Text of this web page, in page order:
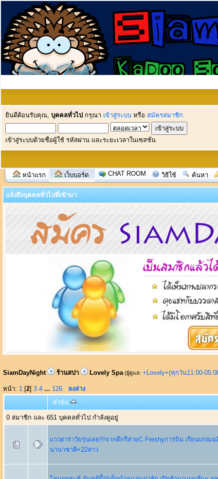
ยินดีต้อนรับคุณ, บุคคลทั่วไป กรุณา เข้าสู่ระบบ หรือ สมัครสมาชิก
เข้าสู่ระบบด้วยชื่อผู้ใช้ รหัสผ่าน และระยะเวลาในเซสชั่น
หน้าแรก เว็บบอร์ด CHAT ROOM วิธีใช้ ค้นหา
แจ้งถึงบุคคลทั่วไปที่เข้ามา
SiamDayNight ร้านสปา Lovely Spa (ผู้ดูแล: +Lovely+(ทุกวัน11:00-
หน้า: 1 [2] 3 4 ... 126
ลงล่าง
หัวข้อ
0 สมาชิก และ 651 บุคคลทั่วไป กำลังดูอยู่
แววดาราวัยรุ่นเลย!!!จากดีกรีสายC Freshyการบิน เรียนเก่งมอ
นานาชาติ+22สาว